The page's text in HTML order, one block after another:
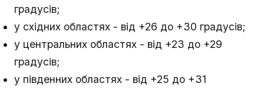
градусів;
у східних областях - від +26 до +30 градусів;
у центральних областях - від +23 до +29
градусів;
у південних областях - від +25 до +31